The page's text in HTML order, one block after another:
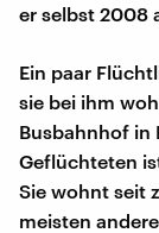
er selbst 2008
Ein paar
sie bei ihm
Busbahnhof in
Geflüchteten
Sie wohnt seit
meisten